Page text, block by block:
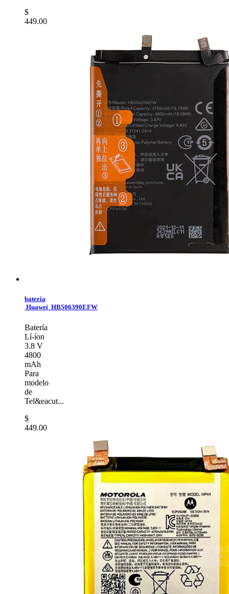
$
449.00
bateria
Huawei HB506390EFW
Batería
Lí-íon
3.8 V
4800
mAh
Para
modelo
de
Tel&eacut...
$
449.00